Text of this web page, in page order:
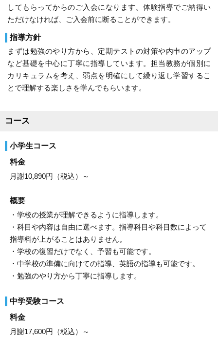
してもらってからのご入会になります。体験指導でご納得い
ただけなければ、ご入会前に断ることができます。
指導方針
まずは勉強のやり方から、定期テストの対策や内申のアップ
など基礎を中心に丁寧に指導しています。担当教務が個別に
カリキュラムを考え、弱点を明確にして繰り返し学習するこ
とで理解する楽しさを学んでもらいます。
コース
小学生コース
料金
月謝10,890円（税込）～
概要
・学校の授業が理解できるように指導します。
・科目や内容は自由に選べます。指導科目や科目数によって
指導料が上がることはありません。
・学校の復習だけでなく、予習も可能です。
・中学校の準備に向けての指導、英語の指導も可能です。
・勉強のやり方から丁寧に指導します。
中学受験コース
料金
月謝17,600円（税込）～